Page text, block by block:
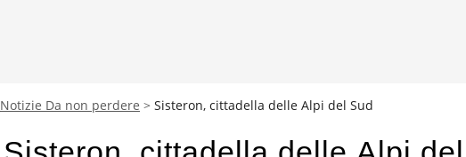
Notizie Da non perdere Sisteron, cittadella delle Alpi del Sud